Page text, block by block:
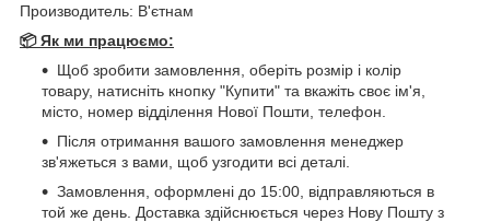
Производитель: В'єтнам
📦 Як ми працюємо:
Щоб зробити замовлення, оберіть розмір і колір
товару, натисніть кнопку "Купити" та вкажіть своє ім'я,
місто, номер відділення Нової Пошти, телефон.
Після отримання вашого замовлення менеджер
зв'яжеться з вами, щоб узгодити всі деталі.
Замовлення, оформлені до 15:00, відправляються в
той же день. Доставка здійснюється через Нову Пошту з